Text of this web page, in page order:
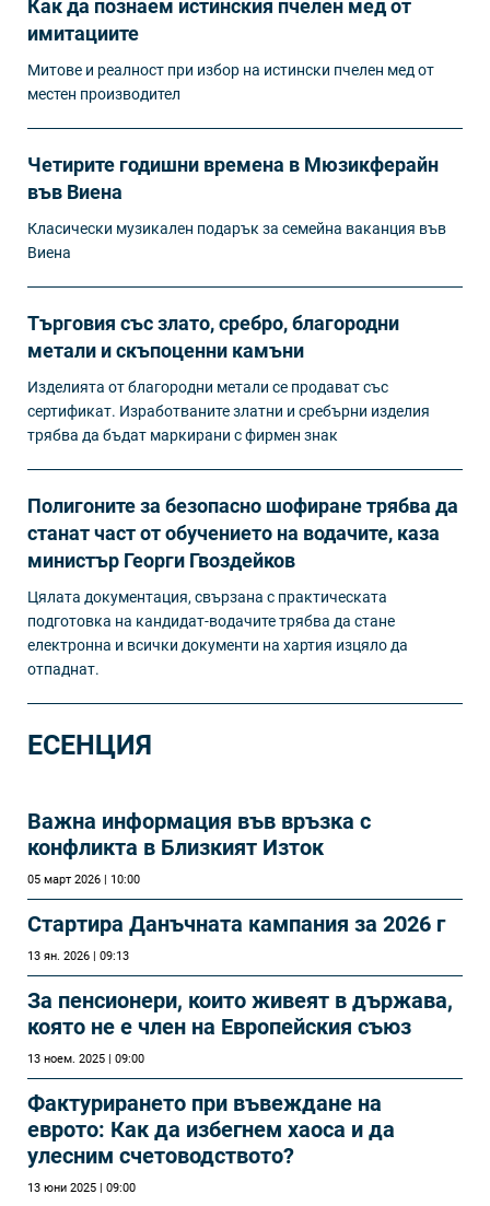
Как да познаем истинския пчелен мед от
имитациите
Митове и реалност при избор на истински пчелен мед от
местен производител
Четирите годишни времена в Мюзикферайн
във Виена
Класически музикален подарък за семейна ваканция във
Виена
Търговия със злато, сребро, благородни
метали и скъпоценни камъни
Изделията от благородни метали се продават със
сертификат. Изработваните златни и сребърни изделия
трябва да бъдат маркирани с фирмен знак
Полигоните за безопасно шофиране трябва да
станат част от обучението на водачите, каза
министър Георги Гвоздейков
Цялата документация, свързана с практическата
подготовка на кандидат-водачите трябва да стане
електронна и всички документи на хартия изцяло да
отпаднат.
ЕСЕНЦИЯ
Важна информация във връзка с
конфликта в Близкият Изток
05 март 2026 | 10:00
Стартира Данъчната кампания за 2026 г
13 ян. 2026 | 09:13
За пенсионери, които живеят в държава,
която не е член на Европейския съюз
13 ноем. 2025 | 09:00
Фактурирането при въвеждане на
еврото: Как да избегнем хаоса и да
улесним счетоводството?
13 юни 2025 | 09:00